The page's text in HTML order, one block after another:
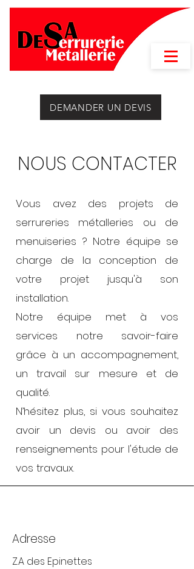
DEMANDER UN DEVIS
NOUS CONTACTER
Vous avez des projets de
serrureries métalleries ou de
menuiseries ? Notre équipe se
charge de la conception de
votre projet jusqu'à son
installation.
Notre équipe met à vos
services notre savoir-faire
grâce à un accompagnement,
un travail sur mesure et de
qualité.
N’hésitez plus, si vous souhaitez
avoir un devis ou avoir des
renseignements pour l'étude de
vos travaux.
Adresse
Z.A des Epinettes